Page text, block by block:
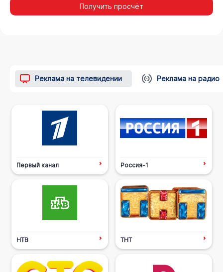
Получить просчёт
Реклама на телевидении Реклама на радио
Первый канал Россия-1
НТВ ТНТ